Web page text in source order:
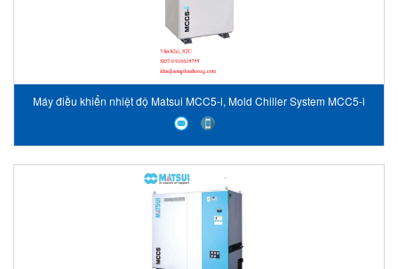
Máy điều khiển nhiệt độ Matsui MCC5-i, Mold Chiller System MCC5-i